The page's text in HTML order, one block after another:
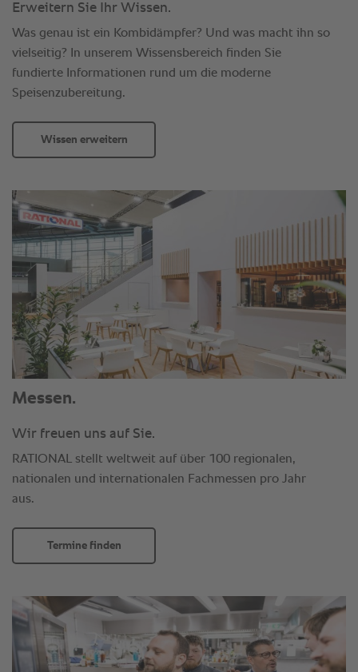
Erweitern Sie Ihr Wissen.
Was genau ist ein Kombidämpfer? Und was macht ihn so
vielseitig? In unserem Wissensbereich finden Sie
fundierte Informationen rund um die moderne
Speisenzubereitung.
Wissen erweitern
Messen.
Wir freuen uns auf Sie.
RATIONAL stellt weltweit auf über 100 regionalen,
nationalen und internationalen Fachmessen pro Jahr
aus.
Termine finden